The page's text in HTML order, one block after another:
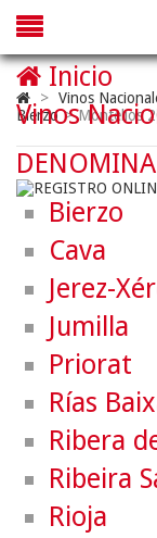
> Vinos
Bierzo > Montelios
Inicio
Vinos
Bierzo
Cava
Jerez-
Jumilla
Priorat
Rías
Ribera
Ribeira
Rioja